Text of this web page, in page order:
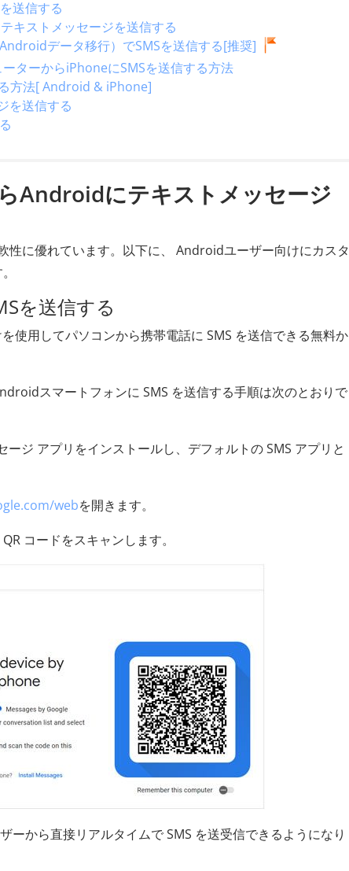
送信する
キストメッセージを送信する
データ移行）でSMSを送信する[推奨]
ターからiPhoneにSMSを送信する方法
方法[ Android & iPhone]
を送信する
Androidにテキストメッセージ
に優れています。以下に、 Androidユーザー向けにカスタ
を送信する
使用してパソコンから携帯電話に SMS を送信できる無料か
スマートフォンに SMS を送信する手順は次のとおりで
ジ アプリをインストールし、デフォルトの SMS アプリと
webを開きます。
コードをスキャンします。
ーから直接リアルタイムで SMS を送受信できるようになり